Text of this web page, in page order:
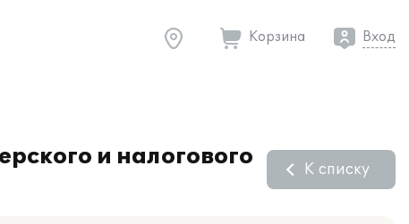
Корзина Вход
и налогового
К списку